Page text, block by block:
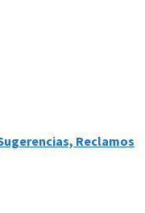
Reclamos